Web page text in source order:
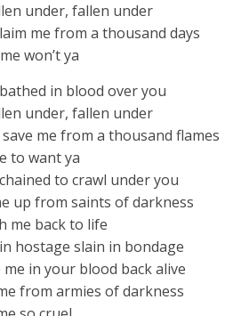
under, fallen under
me from a thousand days
won’t ya
in blood over you
under, fallen under
save me from a thousand flames
to want ya
to crawl under you
up from saints of darkness
me back to life
hostage slain in bondage
me in your blood back alive
from armies of darkness